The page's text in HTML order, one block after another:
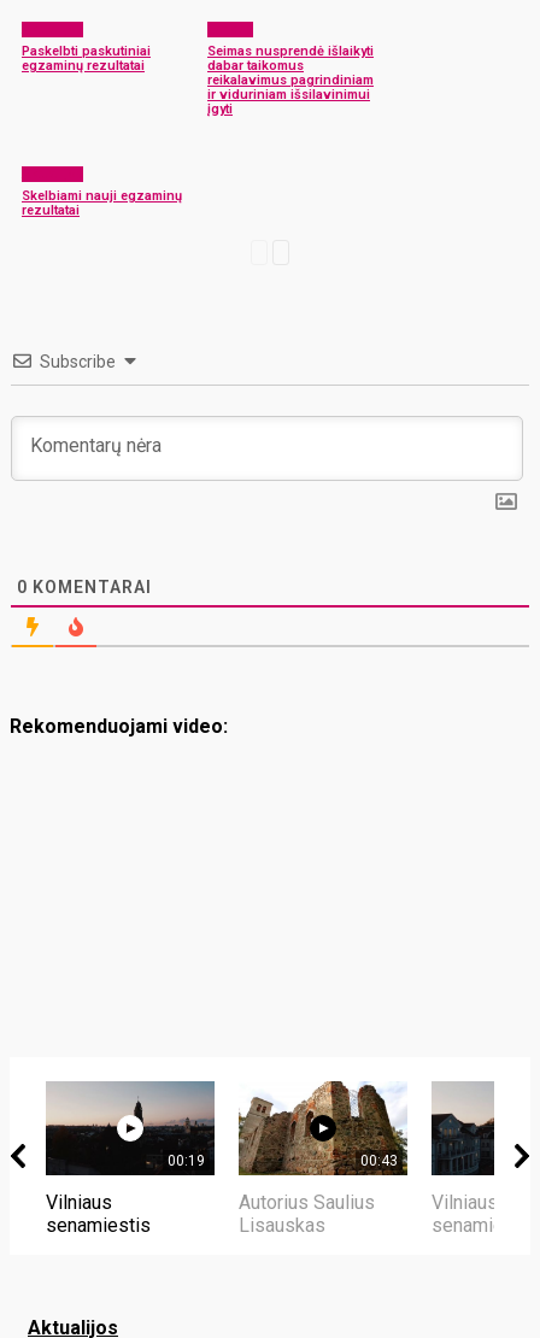
Paskelbti paskutiniai
egzaminų rezultatai
Seimas nusprendė išlaikyti
dabar taikomus
reikalavimus pagrindiniam
ir viduriniam išsilavinimui
įgyti
Skelbiami nauji egzaminų
rezultatai
Subscribe
0 KOMENTARAI
Rekomenduojami video:
00:19
Vilniaus
senamiestis
00:43
Autorius Saulius
Lisauskas
Vilniaus
senamiestis
Aktualijos